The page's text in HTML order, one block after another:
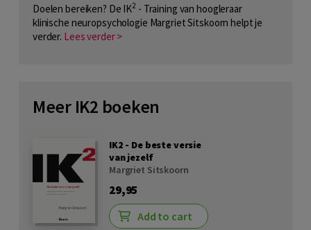
Doelen bereiken? De IK2 - Training van hoogleraar
klinische neuropsychologie Margriet Sitskoorn helpt je
verder. Lees verder >
Meer IK2 boeken
IK2 - De beste versie
van jezelf
Margriet Sitskoorn
29,95
Add to cart